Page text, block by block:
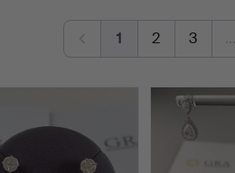
1 2 3 …